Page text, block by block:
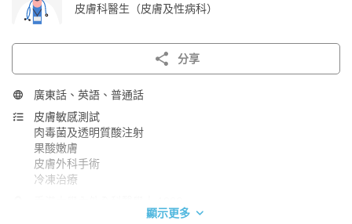
皮膚科醫生（皮膚及性病科）
分享
廣東話、英語、普通話
皮膚敏感測試
肉毒菌及透明質酸注射
果酸嫩膚
皮膚外科手術
冷凍治療
英國皇家內科醫學院院士 1996
顯示更多